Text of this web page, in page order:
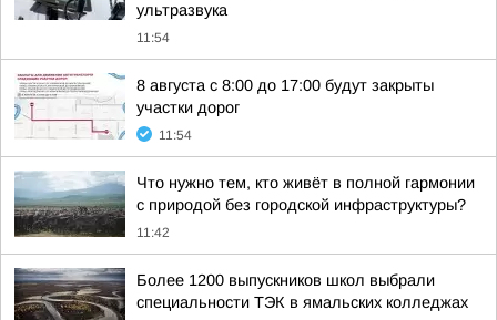
ультразвука
11:54
8 августа с 8:00 до 17:00 будут закрыты
участки дорог
11:54
Что нужно тем, кто живёт в полной гармонии
с природой без городской инфраструктуры?
11:42
Более 1200 выпускников школ выбрали
специальности ТЭК в ямальских колледжах